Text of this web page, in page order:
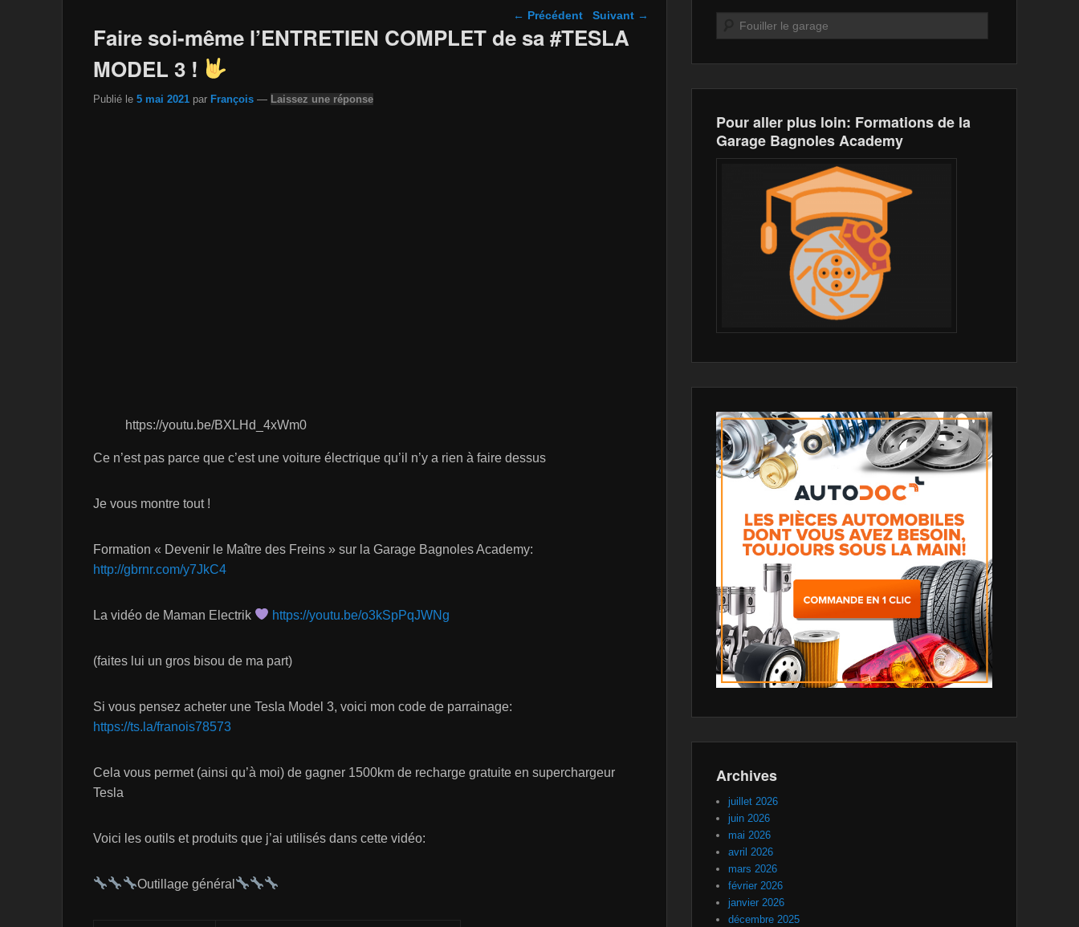
Navigation dans les
articles
← Précédent Suivant →
Faire soi-même l’ENTRETIEN COMPLET de sa #TESLA
MODEL 3 !
Publié le 5 mai 2021 par François — Laissez une réponse
https://youtu.be/BXLHd_4xWm0
Ce n’est pas parce que c’est une voiture électrique qu’il n’y a rien à faire dessus
Je vous montre tout !
Formation « Devenir le Maître des Freins » sur la Garage Bagnoles Academy:
http://gbrnr.com/y7JkC4
La vidéo de Maman Electrik https://youtu.be/o3kSpPqJWNg
(faites lui un gros bisou de ma part)
Si vous pensez acheter une Tesla Model 3, voici mon code de parrainage:
https://ts.la/franois78573
Cela vous permet (ainsi qu’à moi) de gagner 1500km de recharge gratuite en superchargeur
Tesla
Voici les outils et produits que j’ai utilisés dans cette vidéo:
Outillage général
Recherche
Pour aller plus loin: Formations de la
Garage Bagnoles Academy
Archives
juillet 2026
juin 2026
mai 2026
avril 2026
mars 2026
février 2026
janvier 2026
décembre 2025